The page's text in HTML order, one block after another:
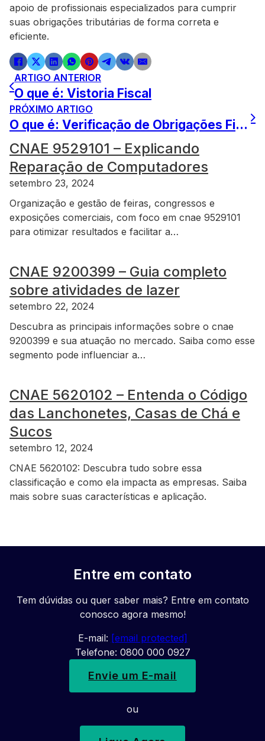
apoio de profissionais especializados para cumprir
suas obrigações tributárias de forma correta e
eficiente.
ARTIGO ANTERIOR
O que é: Vistoria Fiscal
PRÓXIMO ARTIGO
O que é: Verificação de Obrigações Fiscais
CNAE 9529101 – Explicando
Reparação de Computadores
setembro 23, 2024
Organização e gestão de feiras, congressos e
exposições comerciais, com foco em cnae 9529101
para otimizar resultados e facilitar a…
CNAE 9200399 – Guia completo
sobre atividades de lazer
setembro 22, 2024
Descubra as principais informações sobre o cnae
9200399 e sua atuação no mercado. Saiba como esse
segmento pode influenciar a…
CNAE 5620102 – Entenda o Código
das Lanchonetes, Casas de Chá e
Sucos
setembro 12, 2024
CNAE 5620102: Descubra tudo sobre essa
classificação e como ela impacta as empresas. Saiba
mais sobre suas características e aplicação.
Entre em contato
Tem dúvidas ou quer saber mais? Entre em contato
conosco agora mesmo!
E-mail: [email protected]
Telefone: 0800 000 0927
Envie um E-mail
ou